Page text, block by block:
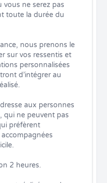
vous ne serez pas
toute la durée du
nous prenons le
sur vos ressentis et
personnalisées
d’intégrer au
aux personnes
qui ne peuvent pas
préfèrent
2 heures.